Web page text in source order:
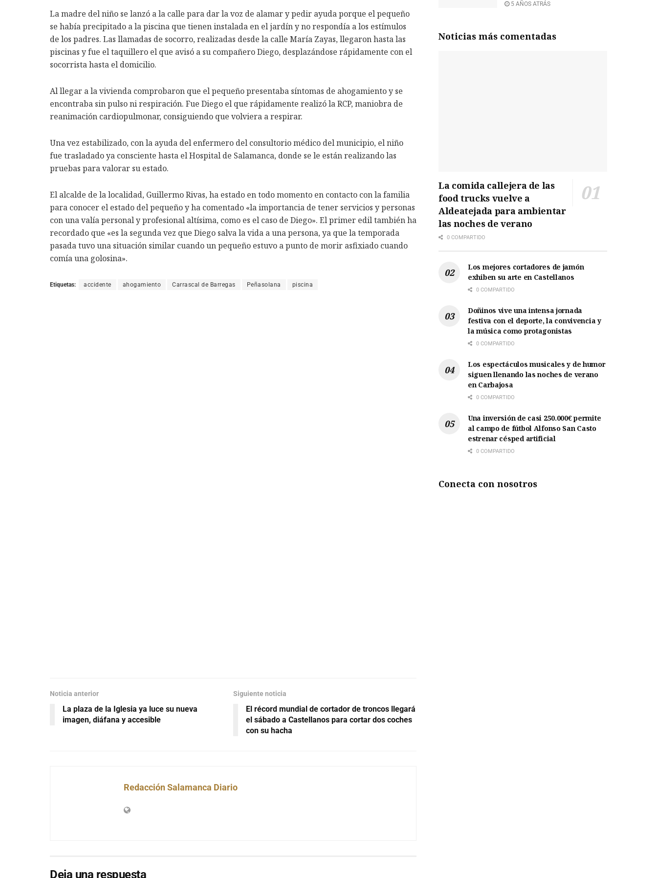
La madre del niño se lanzó a la calle para dar la voz de alamar y pedir ayuda porque el pequeño
se había precipitado a la piscina que tienen instalada en el jardín y no respondía a los estímulos
de los padres. Las llamadas de socorro, realizadas desde la calle María Zayas, llegaron hasta las
piscinas y fue el taquillero el que avisó a su compañero Diego, desplazándose rápidamente con el
socorrista hasta el domicilio.
Al llegar a la vivienda comprobaron que el pequeño presentaba síntomas de ahogamiento y se
encontraba sin pulso ni respiración. Fue Diego el que rápidamente realizó la RCP, maniobra de
reanimación cardiopulmonar, consiguiendo que volviera a respirar.
Una vez estabilizado, con la ayuda del enfermero del consultorio médico del municipio, el niño
fue trasladado ya consciente hasta el Hospital de Salamanca, donde se le están realizando las
pruebas para valorar su estado.
El alcalde de la localidad, Guillermo Rivas, ha estado en todo momento en contacto con la familia
para conocer el estado del pequeño y ha comentado «la importancia de tener servicios y personas
con una valía personal y profesional altísima, como es el caso de Diego». El primer edil también ha
recordado que «es la segunda vez que Diego salva la vida a una persona, ya que la temporada
pasada tuvo una situación similar cuando un pequeño estuvo a punto de morir asfixiado cuando
comía una golosina».
Etiquetas: accidente ahogamiento Carrascal de Barregas Peñasolana piscina
Noticia anterior
La plaza de la Iglesia ya luce su nueva
imagen, diáfana y accesible
Siguiente noticia
El récord mundial de cortador de troncos llegará
el sábado a Castellanos para cortar dos coches
con su hacha
Redacción Salamanca Diario
Deja una respuesta
5 AÑOS ATRÁS
Noticias más comentadas
La comida callejera de las
food trucks vuelve a
Aldeatejada para ambientar
las noches de verano
0 COMPARTIDO
Los mejores cortadores de jamón
exhiben su arte en Castellanos
0 COMPARTIDO
Doñinos vive una intensa jornada
festiva con el deporte, la convivencia y
la música como protagonistas
0 COMPARTIDO
Los espectáculos musicales y de humor
siguen llenando las noches de verano
en Carbajosa
0 COMPARTIDO
Una inversión de casi 250.000€ permite
al campo de fútbol Alfonso San Casto
estrenar césped artificial
0 COMPARTIDO
Conecta con nosotros